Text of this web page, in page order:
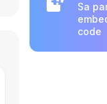
Sa
code